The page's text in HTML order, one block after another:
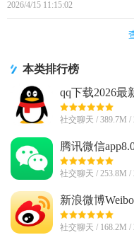
2026/4/15 11:15:02
本类排行榜
qq下载2026最
社交聊天 / 389.7M /
腾讯微信
社交聊天 / 253.8M /
新浪微博
版
社交聊天 / 168.2M /